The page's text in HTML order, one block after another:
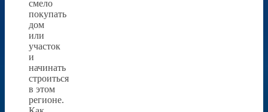
смело
покупать
дом
или
участок
и
начинать
строиться
в этом
регионе.